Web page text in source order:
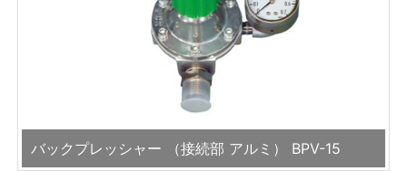
バックプレッシャー （接続部 アルミ） BPV-15